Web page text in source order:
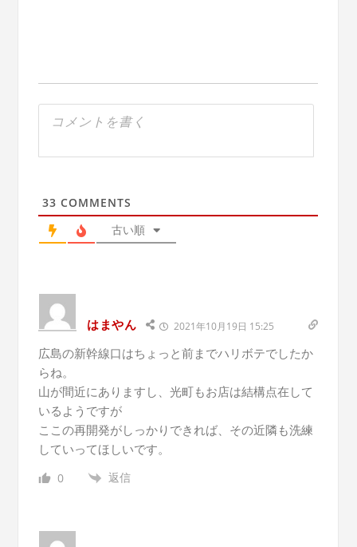
33 COMMENTS
古い順
はまやん 2021年10月19日 15:25
広島の新幹線口はちょっと前までハリボテでしたか
らね。
山が間近にありますし、光町もお店は結構点在して
いるようですが
ここの再開発がしっかりできれば、その近隣も洗練
していってほしいです。
0 返信